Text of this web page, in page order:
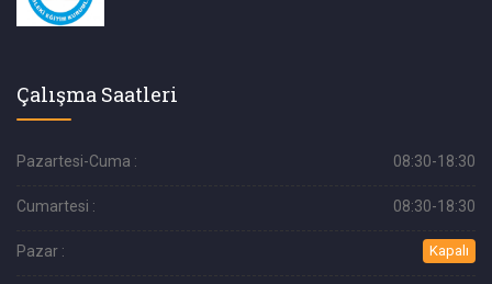
Çalışma Saatleri
Pazartesi-Cuma : 08:30-18:30
Cumartesi : 08:30-18:30
Pazar : Kapalı